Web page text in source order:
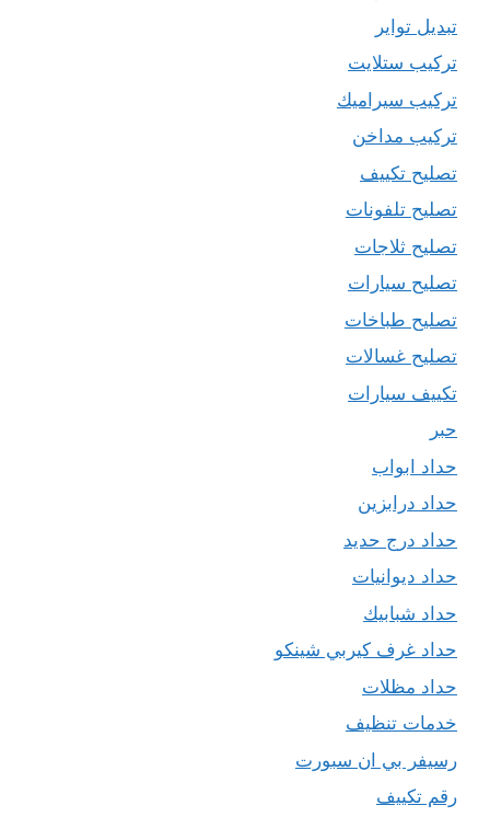
تبديل تواير
تركيب ستلايت
تركيب سيراميك
تركيب مداخن
تصليح تكييف
تصليح تلفونات
تصليح ثلاجات
تصليح سيارات
تصليح طباخات
تصليح غسالات
تكييف سيارات
حبر
حداد ابواب
حداد درابزين
حداد درج حديد
حداد ديوانيات
حداد شبابيك
حداد غرف كيربي شينكو
حداد مظلات
خدمات تنظيف
رسيفر بي ان سبورت
رقم تكييف